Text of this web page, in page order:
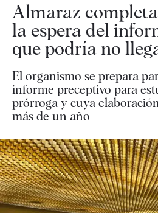
Almaraz
la espera del
que podría no
El organismo se prepara
informe preceptivo para
prórroga y cuya
más de un año